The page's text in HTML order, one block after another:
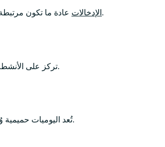
الإدخالات عادة ما تكون مرتبطة بتأريخ ومكتوبة بترتيب زمني.
تركز على الأنشطة اليومية والخبرات الشخصية.
تُعد اليوميات حميمية وُيقصد بها الحفاظ عليها خاصة.